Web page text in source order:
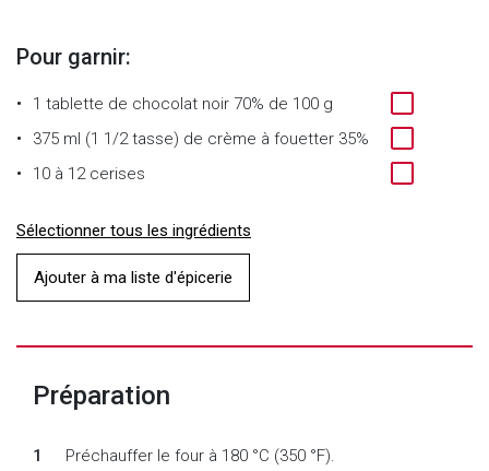
Pour garnir:
1 tablette de chocolat noir 70% de 100 g
375 ml (1 1/2 tasse) de crème à fouetter 35%
10 à 12 cerises
Sélectionner tous les ingrédients
Ajouter à ma liste d'épicerie
Préparation
Préchauffer le four à 180 °C (350 °F).